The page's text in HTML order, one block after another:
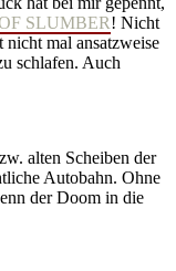
SLUMBER! Nicht
mal ansatzweise
schlafen. Auch
alten Scheiben der
Autobahn. Ohne
der Doom in die